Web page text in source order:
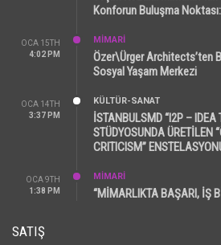
Konforun Buluşma
OCA 15TH
4:02 PM
MİMARİ
Özer\Ürger Architects’ten
Sosyal Yaşam Merkezi
OCA 14TH
3:37 PM
KÜLTÜR-SANAT
İSTANBULSMD “I2P – IDEA
STÜDYOSUNDA ÜRETİLEN
CRITICISM”
OCA 9TH
1:38 PM
MİMARİ
“MİMARLIKTA BAŞARI, İŞ
SATIŞ